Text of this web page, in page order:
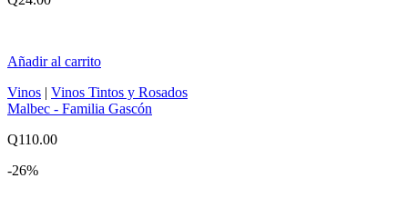
Añadir al carrito
Vinos | Vinos Tintos y Rosados
Malbec - Familia Gascón
Q110.00
-26%